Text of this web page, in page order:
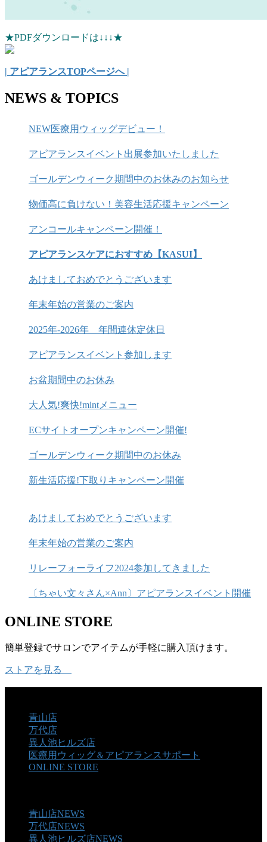
★PDFダウンロードは↓↓↓★
| アピアランスTOPページへ |
NEWS & TOPICS
NEW医療用ウィッグデビュー！
アピアランスイベント出展参加いたしました
ゴールデンウィーク期間中のお休みのお知らせ
物価高に負けない！美容生活応援キャンペーン
アンコールキャンペーン開催！
アピアランスケアにおすすめ【KASUI】
あけましておめでとうございます
年末年始の営業のご案内
2025年-2026年 年間連休定休日
アピアランスイベント参加します
お盆期間中のお休み
大人気!爽快!mintメニュー
ECサイトオープンキャンペーン開催!
ゴールデンウィーク期間中のお休み
新生活応援!下取りキャンペーン開催
あけましておめでとうございます
年末年始の営業のご案内
リレーフォーライフ2024参加してきました
〔ちゃい文々さん×Ann〕アピアランスイベント開催
ONLINE STORE
簡単登録でサロンでアイテムが手軽に購入頂けます。
ストアを見る
青山店
万代店
異人池ヒルズ店
医療用ウィッグ＆アピアランスサポート
ONLINE STORE
青山店NEWS
万代店NEWS
異人池ヒルズ店NEWS